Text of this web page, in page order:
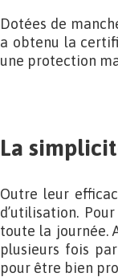
Dotées de
a obtenu la
une protection
La
Outre leur
d’utilisation.
toute la journée.
plusieurs fois
pour être bien